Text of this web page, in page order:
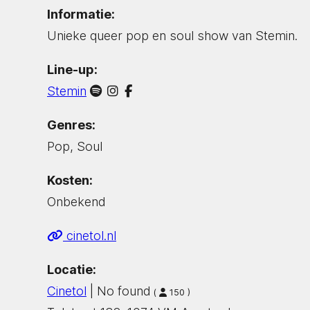
Informatie:
Unieke queer pop en soul show van Stemin.
Line-up:
Stemin
Genres:
Pop, Soul
Kosten:
Onbekend
cinetol.nl
Locatie:
Cinetol | No found ( 150 )